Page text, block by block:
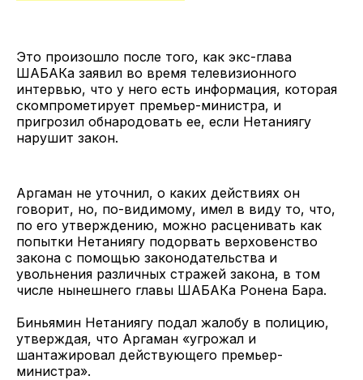
Это произошло после того, как экс-глава
ШАБАКа заявил во время телевизионного
интервью, что у него есть информация, которая
скомпрометирует премьер-министра, и
пригрозил обнародовать ее, если Нетаниягу
нарушит закон.
Аргаман не уточнил, о каких действиях он
говорит, но, по-видимому, имел в виду то, что,
по его утверждению, можно расценивать как
попытки Нетаниягу подорвать верховенство
закона с помощью законодательства и
увольнения различных стражей закона, в том
числе нынешнего главы ШАБАКа Ронена Бара.
Биньямин Нетаниягу подал жалобу в полицию,
утверждая, что Аргаман «угрожал и
шантажировал действующего премьер-
министра».